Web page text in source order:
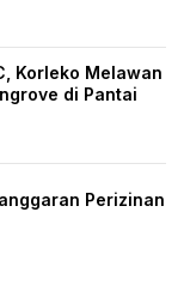
Korleko Melawan
di Pantai
Perizinan